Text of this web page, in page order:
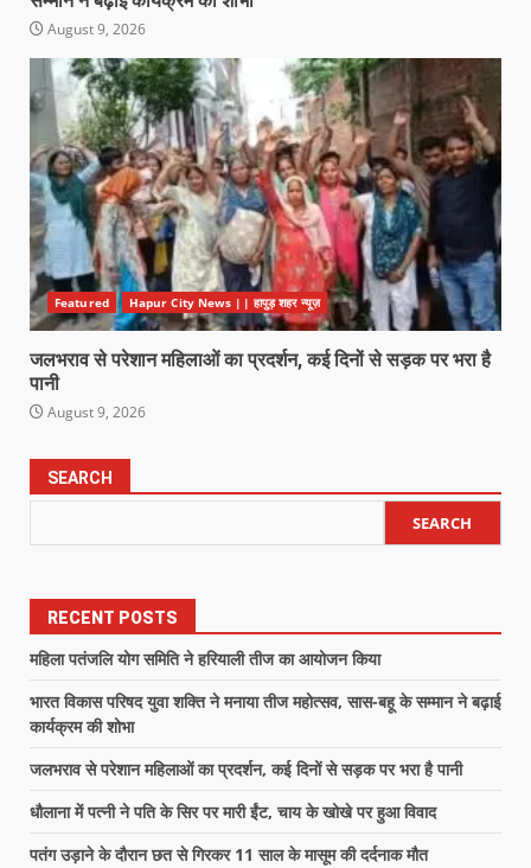
August 9, 2026
Featured Hapur City News || हापुड़ शहर न्यूज़
जलभराव से परेशान महिलाओं का प्रदर्शन, कई दिनों से सड़क पर भरा है
पानी
August 9, 2026
SEARCH
SEARCH
RECENT POSTS
महिला पतंजलि योग समिति ने हरियाली तीज का आयोजन किया
भारत विकास परिषद युवा शक्ति ने मनाया तीज महोत्सव, सास-बहू के सम्मान ने बढ़ाई
कार्यक्रम की शोभा
जलभराव से परेशान महिलाओं का प्रदर्शन, कई दिनों से सड़क पर भरा है पानी
धौलाना में पत्नी ने पति के सिर पर मारी ईंट, चाय के खोखे पर हुआ विवाद
पतंग उड़ाने के दौरान छत से गिरकर 11 साल के मासूम की दर्दनाक मौत